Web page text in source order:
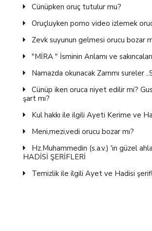
Cünüpken oruç tutulur mu?
Oruçluyken porno video izlemek
Zevk suyunun gelmesi orucu bozar
"MİRA " İsminin Anlamı ve sakıncaları
Namazda okunacak Zammı sureler
Cünüp iken oruca niyet edilir mi?
şart mı?
Kul hakkı ile ilgili Ayeti Kerime ve
Meni,mezi,vedi orucu bozar mı?
Hz.Muhammedin (s.a.v.) 'in güzel
HADİSİ ŞERİFLERİ
Temizlik ile ilgili Ayet ve Hadisi